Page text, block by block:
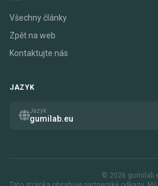
Všechny články
Zpět na web
Kontaktujte nás
JAZYK
Jazyk
gumilab.eu
© 2026